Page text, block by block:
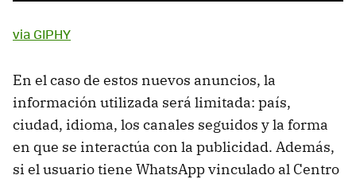
via GIPHY
En el caso de estos nuevos anuncios, la
información utilizada será limitada: país,
ciudad, idioma, los canales seguidos y la forma
en que se interactúa con la publicidad. Además,
si el usuario tiene WhatsApp vinculado al Centro